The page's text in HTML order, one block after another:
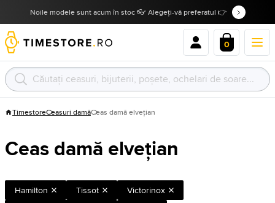
Noile modele sunt acum în stoc 👓 Alegeți-vă preferatul 👉
0
TimestoreCeasuri damăCeas damă elvețian
Ceas damă elvețian
Hamilton Tissot
Victorinox